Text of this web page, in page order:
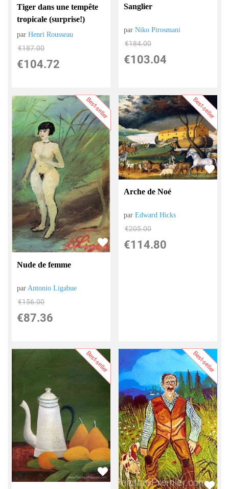
Tiger dans une tempête
tropicale (surprise!)
parHenri Rousseau
€187.00
€104.72
Sanglier
parNiko Pirosmani
€184.00
€103.04
Best-seller
Nude de femme
par Antonio Ligabue
€156.00
€87.36
Best-seller
Arche de Noé
parEdward Hicks
€205.00
€114.80
Best-seller Best-seller